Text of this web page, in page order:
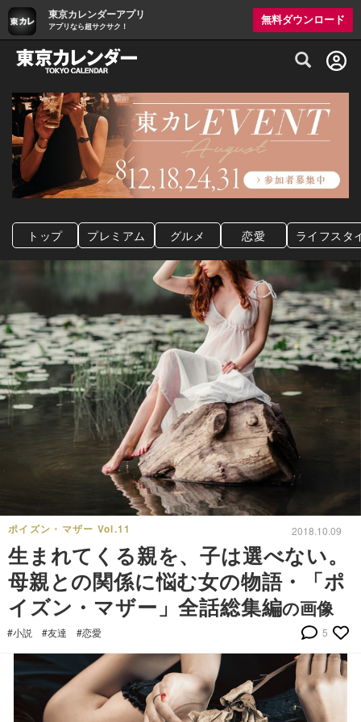
東京カレンダーアプリ
アプリなら超サクサク！
無料ダウンロード
グルメ情報・プレミアムレストラン予約
トップ プレミアム グルメ 恋愛 ライフスタ
ポイズン・マザー Vol.11 2018.10.09
生まれてくる親を、子は選べない。
母親との関係に悩む女の物語・「ポ
イズン・マザー」全話総集編の画像
#小説 #友達 #恋愛 5